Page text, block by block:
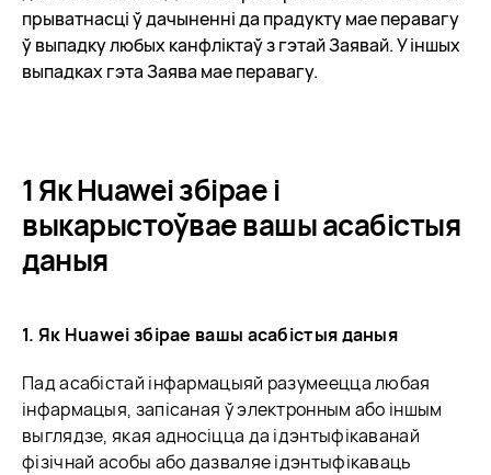
прыватнасці ў дачыненні да прадукту мае перавагу
ў выпадку любых канфліктаў з гэтай Заявай. У іншых
выпадках гэта Заява мае перавагу.
1 Як Huawei збірае і
выкарыстоўвае вашы асабістыя
даныя
1. Як Huawei збірае вашы асабістыя даныя
Пад асабістай інфармацыяй разумеецца любая
інфармацыя, запісаная ў электронным або іншым
выглядзе, якая адносіцца да ідэнтыфікаванай
фізічнай асобы або дазваляе ідэнтыфікаваць